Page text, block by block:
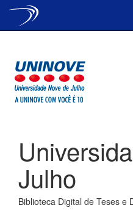
Julho
Biblioteca Digital de Teses e